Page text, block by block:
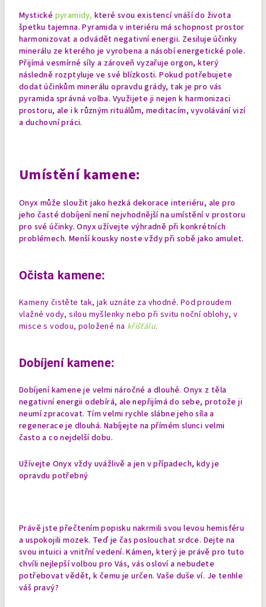
Mystické pyramidy, které svou existencí vnáší do života
špetku tajemna. Pyramida v interiéru má schopnost prostor
harmonizovat a odvádět negativní energii. Zesiluje účinky
minerálu ze kterého je vyrobena a násobí energetické pole.
Přijímá vesmírné síly a zároveň vyzařuje orgon, který
následně rozptyluje ve své blízkosti. Pokud potřebujete
dodat účinkům minerálu opravdu grády, tak je pro vás
pyramida správná volba. Využijete ji nejen k harmonizaci
prostoru, ale i k různým rituálům, meditacím, vyvolávání vizí
a duchovní práci.
Umístění kamene:
Onyx může sloužit jako hezká dekorace interiéru, ale pro
jeho časté dobíjení není nejvhodnější na umístění v prostoru
pro své účinky. Onyx užívejte výhradně při konkrétních
problémech. Menší kousky noste vždy při sobě jako amulet.
Očista kamene:
Kameny čistěte tak, jak uznáte za vhodné. Pod proudem
vlažné vody, silou myšlenky nebo při svitu noční oblohy, v
misce s vodou, položené na křišťálu.
Dobíjení kamene:
Dobíjení kamene je velmi náročné a dlouhé. Onyx z těla
negativní energii odebírá, ale nepřijímá do sebe, protože ji
neumí zpracovat. Tím velmi rychle slábne jeho síla a
regenerace je dlouhá. Nabíjejte na přímém slunci velmi
často a co nejdelší dobu.
Užívejte Onyx vždy uvážlivě a jen v případech, kdy je
opravdu potřebný
Právě jste přečtením popisku nakrmili svou levou hemisféru
a uspokojili mozek. Teď je čas poslouchat srdce. Dejte na
svou intuici a vnitřní vedení. Kámen, který je právě pro tuto
chvíli nejlepší volbou pro Vás, vás osloví a nebudete
potřebovat vědět, k čemu je určen. Vaše duše ví. Je tenhle
váš pravý?